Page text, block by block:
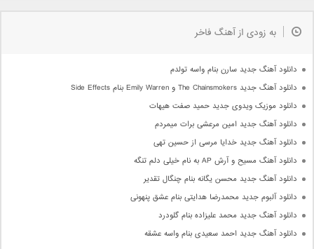
به زودی از آهنگ فاخر
دانلود آهنگ جدید سارن بنام واسه تولدم
دانلود آهنگ جدید The Chainsmokers و Emily Warren بنام Side Effects
دانلود موزیک ویدوی جدید حمید صفت هیهات
دانلود آهنگ جدید امین مرعشی برات میمردم
دانلود آهنگ جدید خدایا مرسی از حسین تهی
دانلود آهنگ مسیح و آرش AP به نام خیلی دلم تنگه
دانلود آهنگ جدید محسن یگانه بنام چنگال تقدیر
دانلود آلبوم جدید محمدرضا هدایتی بنام عشق پنهونی
دانلود آهنگ جدید محمد علیزاده بنام گلودرد
دانلود آهنگ جدید احمد سعیدی بنام واسه عشقه